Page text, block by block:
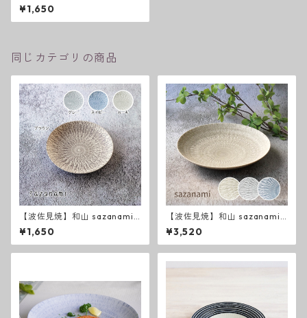
５寸皿
¥1,650
同じカテゴリの商品
【波佐見焼】和山 sazanami
新色 ５寸皿
¥1,650
【波佐見焼】和山 sazanami
新色 ７寸皿
¥3,520